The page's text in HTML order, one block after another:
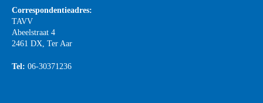
Correspondentieadres:
TAVV
Abeelstraat 4
2461 DX, Ter Aar
Tel: 06-30371236